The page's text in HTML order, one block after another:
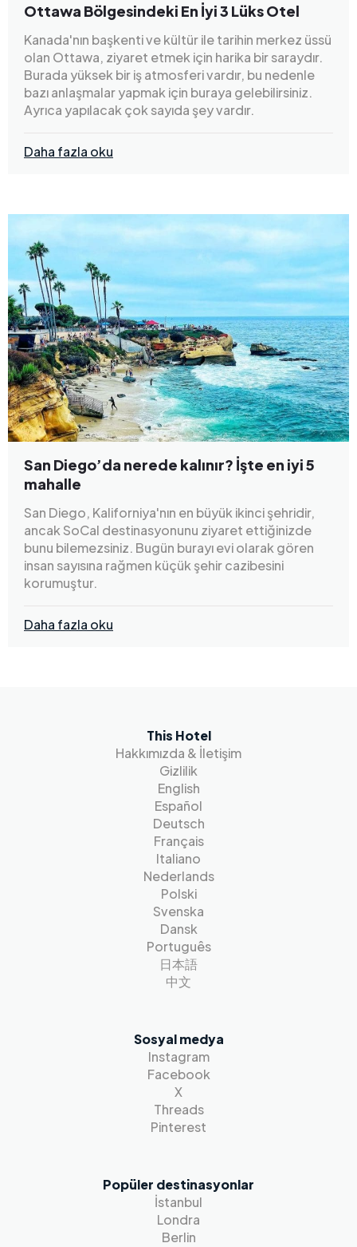
Ottawa Bölgesindeki En İyi 3 Lüks Otel
Kanada'nın başkenti ve kültür ile tarihin merkez üssü
olan Ottawa, ziyaret etmek için harika bir saraydır.
Burada yüksek bir iş atmosferi vardır, bu nedenle
bazı anlaşmalar yapmak için buraya gelebilirsiniz.
Ayrıca yapılacak çok sayıda şey vardır.
Daha fazla oku
San Diego’da nerede kalınır? İşte en iyi 5
mahalle
San Diego, Kaliforniya'nın en büyük ikinci şehridir,
ancak SoCal destinasyonunu ziyaret ettiğinizde
bunu bilemezsiniz. Bugün burayı evi olarak gören
insan sayısına rağmen küçük şehir cazibesini
korumuştur.
Daha fazla oku
This Hotel
Hakkımızda & İletişim
Gizlilik
English
Español
Deutsch
Français
Italiano
Nederlands
Polski
Svenska
Dansk
Português
日本語
中文
Sosyal medya
Instagram
Facebook
X
Threads
Pinterest
Popüler destinasyonlar
İstanbul
Londra
Berlin